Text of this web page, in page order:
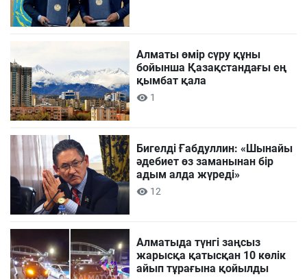
Алматы өмір сүру құны
бойынша Қазақстандағы ең
қымбат қала
1
Бигелді Ғабдуллин: «Шынайы
әдебиет өз заманынан бір
адым алда жүреді»
12
Алматыда түнгі заңсыз
жарысқа қатысқан 10 көлік
айып тұрағына қойылды